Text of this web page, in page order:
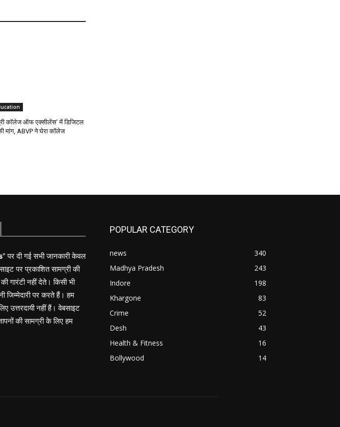
कॉलेज ऑफ एक्सीलेंस’ में डिजिटल
मांग, ABVP ने घेरा कॉलेज
" पर दी गई सभी जानकारी केवल
पर प्रकाशित सामग्री की
की गारंटी नहीं देते। किसी भी
जिम्मेदारी पर करते हैं। हम
उत्तरदायी नहीं हैं। वेबसाइट
की सामग्री के लिए हम
POPULAR CATEGORY
news
340
Madhya Pradesh
243
Indore
198
Khargone
83
Crime
52
Desh
43
Health & Fitness
16
Bollywood
14